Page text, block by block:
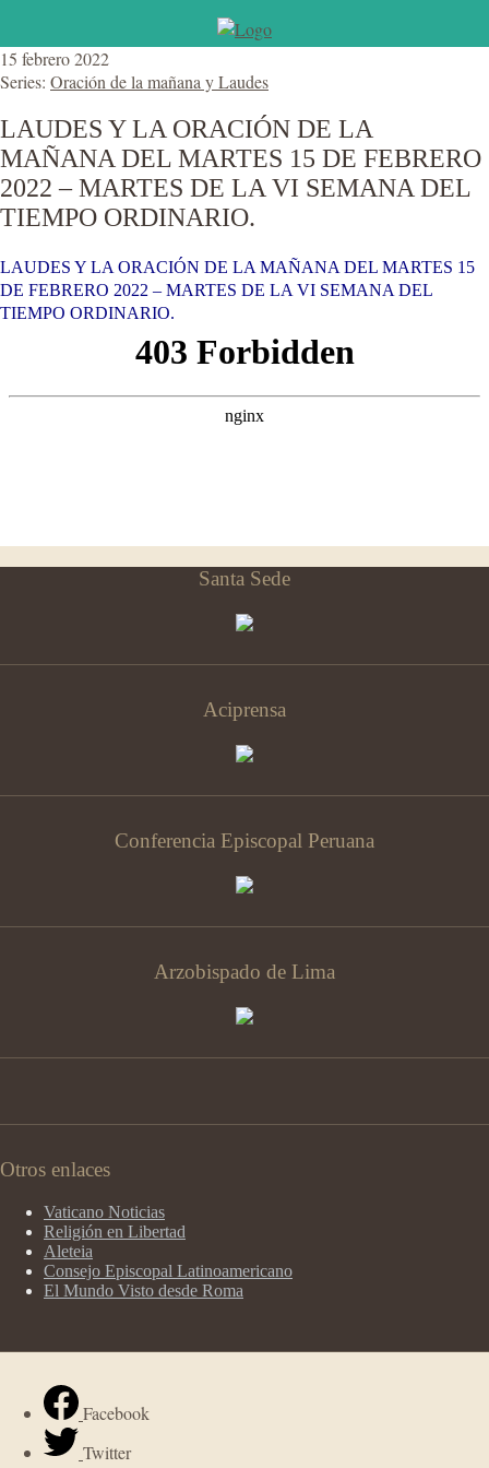
15 febrero 2022
Series: Oración de la mañana y Laudes
LAUDES Y LA ORACIÓN DE LA
MAÑANA DEL MARTES 15 DE FEBRERO
2022 – MARTES DE LA VI SEMANA DEL
TIEMPO ORDINARIO.
LAUDES Y LA ORACIÓN DE LA MAÑANA DEL MARTES 15
DE FEBRERO 2022 – MARTES DE LA VI SEMANA DEL
TIEMPO ORDINARIO.
Santa Sede
Aciprensa
Conferencia Episcopal Peruana
Arzobispado de Lima
Otros enlaces
Vaticano Noticias
Religión en Libertad
Aleteia
Consejo Episcopal Latinoamericano
El Mundo Visto desde Roma
Facebook
Twitter